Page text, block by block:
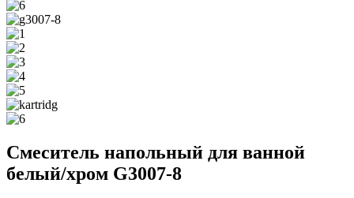
Смеситель напольный для ванной
белый/хром G3007-8